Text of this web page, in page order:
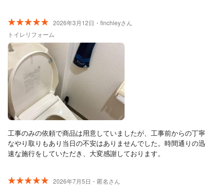
2026年3月12日・finchleyさん
トイレリフォーム
工事のみの依頼で商品は用意していましたが、工事前からの丁寧
なやり取りもあり当日の不安はありませんでした。時間通りの迅
速な施行をしていただき、大変感謝しております。
2026年7月5日・匿名さん